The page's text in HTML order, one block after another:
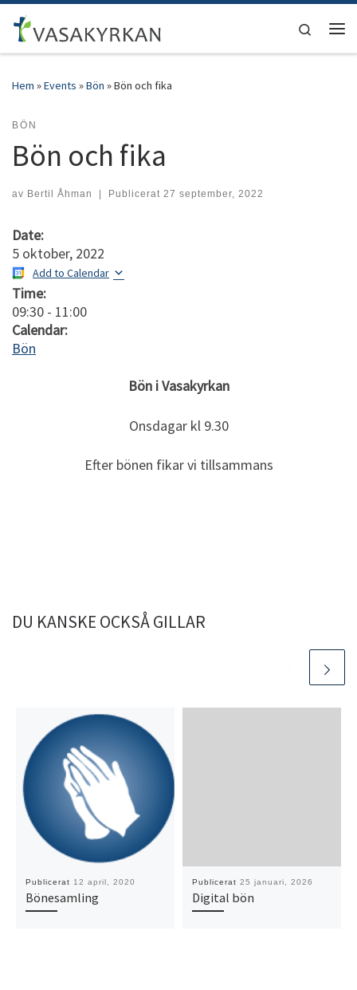
Hoppa till innehåll
Search
Hem »Events »Bön »Bön och fika
BÖN
Bön och fika
av Bertil Åhman | Publicerat 27 september, 2022
Date:
5 oktober, 2022
Add to Calendar
Time:
09:30 - 11:00
Calendar:
Bön
Bön i Vasakyrkan
Onsdagar kl 9.30
Efter bönen fikar vi tillsammans
DU KANSKE OCKSÅ GILLAR
Publicerat 12 april, 2020
Bönesamling
Publicerat 25 januari, 2026
Digital bön